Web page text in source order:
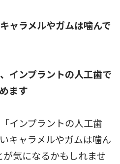
ャラメルやガムは噛んで
インプラントの人工歯で
ます
インプラントの人工歯
キャラメルやガムは噛ん
気になるかもしれませ